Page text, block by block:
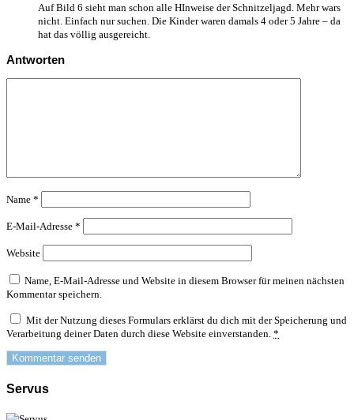
Auf Bild 6 sieht man schon alle HInweise der Schnitzeljagd. Mehr wars
nicht. Einfach nur suchen. Die Kinder waren damals 4 oder 5 Jahre – da
hat das völlig ausgereicht.
Antworten
Name *
E-Mail-Adresse *
Website
Name, E-Mail-Adresse und Website in diesem Browser für meinen nächsten
Kommentar speichern.
Mit der Nutzung dieses Formulars erklärst du dich mit der Speicherung und
Verarbeitung deiner Daten durch diese Website einverstanden. *
Servus